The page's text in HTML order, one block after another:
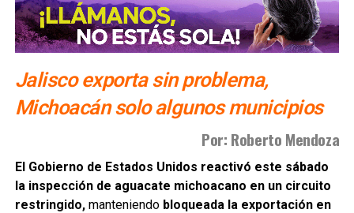
Jalisco exporta sin problema,
Michoacán solo algunos municipios
Por: Roberto Mendoza
El Gobierno de Estados Unidos reactivó este sábado
la inspección de aguacate michoacano en un circuito
restringido,manteniendo bloqueada la exportación en